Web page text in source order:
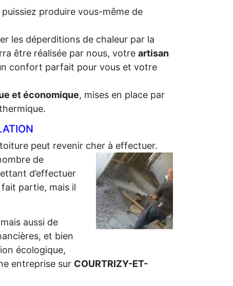
puissiez produire vous-même de
les déperditions de chaleur par la
être réalisée par nous, votre artisan
confort parfait pour vous et votre
et économique, mises en place par
peut revenir cher à effectuer.
de
d’effectuer
fait partie, mais il
aussi de
et bien
écologique,
entreprise sur COURTRIZY-ET-